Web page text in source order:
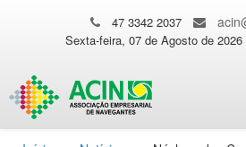
47 3342 2037
Sexta-feira, 07 de Agosto de 2026